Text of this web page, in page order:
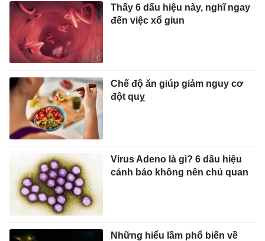
Thấy 6 dấu hiệu này, nghĩ ngay
đến việc xổ giun
Chế độ ăn giúp giảm nguy cơ
đột quỵ
Virus Adeno là gì? 6 dấu hiệu
cảnh báo không nên chủ quan
Những hiểu lầm phổ biến về